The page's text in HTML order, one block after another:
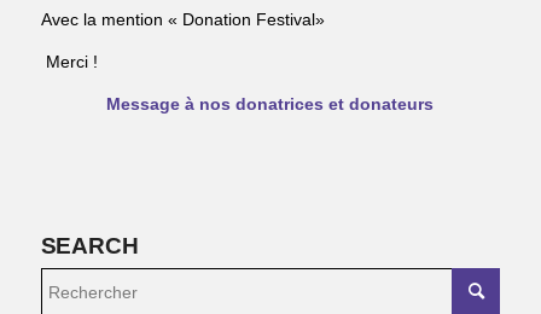
Avec la mention « Donation Festival»
Merci !
Message à nos donatrices et donateurs
SEARCH